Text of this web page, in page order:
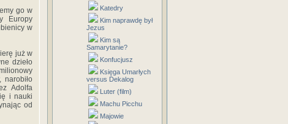
go w
Europy
w
już w
dzieło
narobiło
Adolfa
i nauki
od
Katedry
Kim naprawdę był
Jezus
Kim są
Samarytanie?
Konfucjusz
Księga Umarłych
versus Dekalog
Luter (film)
Machu Picchu
Majowie